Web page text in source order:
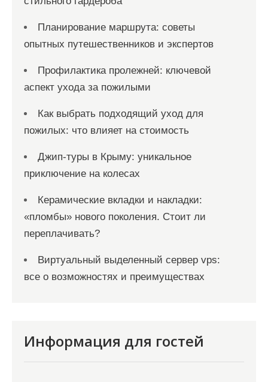
Планирование маршрута: советы
опытных путешественников и экспертов
Профилактика пролежней: ключевой
аспект ухода за пожилыми
Как выбрать подходящий уход для
пожилых: что влияет на стоимость
Джип-туры в Крыму: уникальное
приключение на колесах
Керамические вкладки и накладки:
«пломбы» нового поколения. Стоит ли
переплачивать?
Виртуальный выделенный сервер vps:
все о возможностях и преимуществах
Информация для гостей